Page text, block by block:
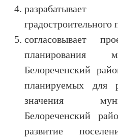
градостроительного
согласовывает
планирования
Белореченский
планируемых для
значения
Белореченский
развитие